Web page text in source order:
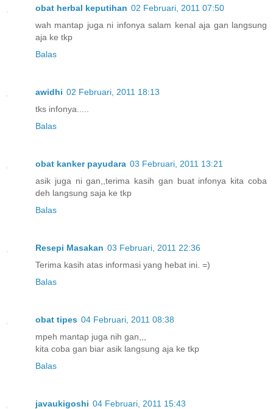
obat herbal keputihan 02 Februari, 2011 07:50
wah mantap juga ni infonya salam kenal aja gan langsung
aja ke tkp
Balas
awidhi 02 Februari, 2011 18:13
tks infonya.....
Balas
obat kanker payudara 03 Februari, 2011 13:21
asik juga ni gan,,terima kasih gan buat infonya kita coba
deh langsung saja ke tkp
Balas
Resepi Masakan 03 Februari, 2011 22:36
Terima kasih atas informasi yang hebat ini. =)
Balas
obat tipes 04 Februari, 2011 08:38
mpeh mantap juga nih gan,,,
kita coba gan biar asik langsung aja ke tkp
Balas
javaukigoshi 04 Februari, 2011 15:43